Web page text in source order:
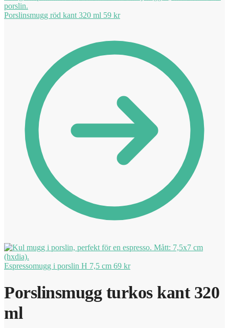
Porslinsmugg röd kant 320 ml 59 kr
Espressomugg i porslin H 7,5 cm 69 kr
Porslinsmugg turkos kant 320
ml